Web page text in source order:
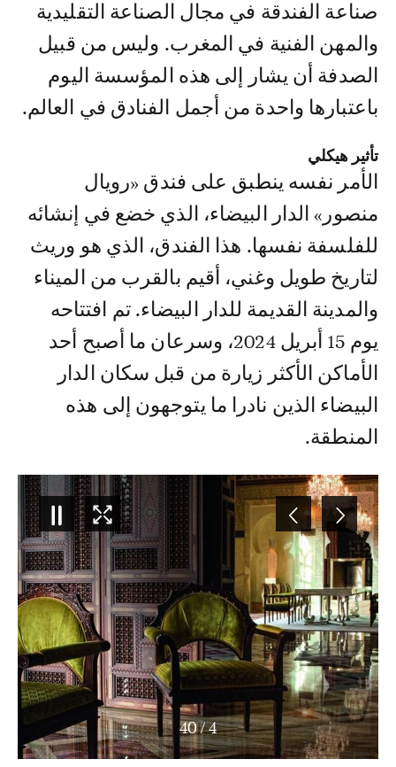
صناعة الفندقة في مجال الصناعة التقليدية
والمهن الفنية في المغرب. وليس من قبيل
الصدفة أن يشار إلى هذه المؤسسة اليوم
باعتبارها واحدة من أجمل الفنادق في العالم.
تأثير هيكلي
الأمر نفسه ينطبق على فندق «رويال
منصور» الدار البيضاء، الذي خضع في إنشائه
للفلسفة نفسها. هذا الفندق، الذي هو وريث
لتاريخ طويل وغني، أقيم بالقرب من الميناء
والمدينة القديمة للدار البيضاء. تم افتتاحه
يوم 15 أبريل 2024، وسرعان ما أصبح أحد
الأماكن الأكثر زيارة من قبل سكان الدار
البيضاء الذين نادرا ما يتوجهون إلى هذه
المنطقة.
5
/
40